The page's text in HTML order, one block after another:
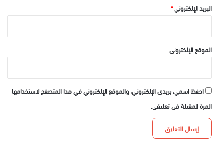
البريد الإلكتروني*
الموقع الإلكتروني
احفظ اسمي، بريدي الإلكتروني، والموقع الإلكتروني في هذا المتصفح لاستخدامها
المرة المقبلة في تعليقي.